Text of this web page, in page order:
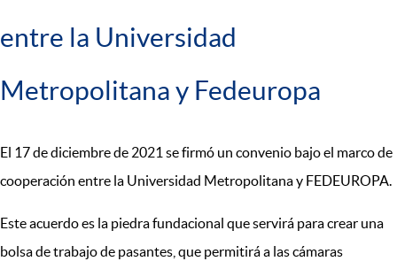
entre la Universidad
Metropolitana y Fedeuropa
El 17 de diciembre de 2021 se firmó un convenio bajo el marco de
cooperación entre la Universidad Metropolitana y FEDEUROPA.
Este acuerdo es la piedra fundacional que servirá para crear una
bolsa de trabajo de pasantes, que permitirá a las cámaras